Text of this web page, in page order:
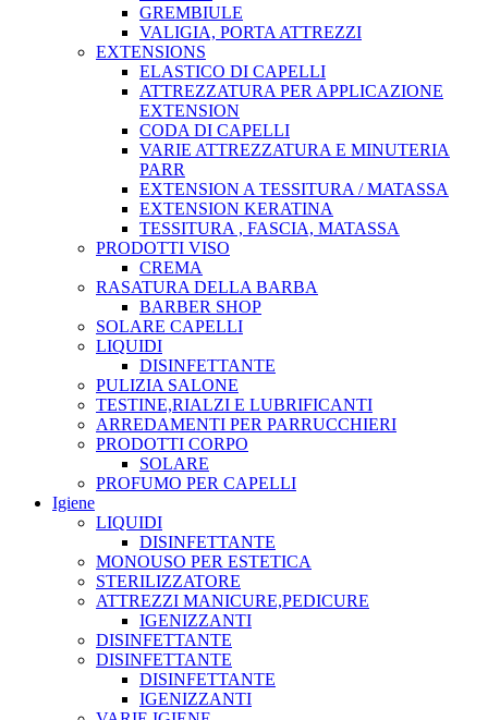
GREMBIULE
VALIGIA, PORTA ATTREZZI
EXTENSIONS
ELASTICO DI CAPELLI
ATTREZZATURA PER APPLICAZIONE
EXTENSION
CODA DI CAPELLI
VARIE ATTREZZATURA E MINUTERIA
PARR
EXTENSION A TESSITURA / MATASSA
EXTENSION KERATINA
TESSITURA , FASCIA, MATASSA
PRODOTTI VISO
CREMA
RASATURA DELLA BARBA
BARBER SHOP
SOLARE CAPELLI
LIQUIDI
DISINFETTANTE
PULIZIA SALONE
TESTINE,RIALZI E LUBRIFICANTI
ARREDAMENTI PER PARRUCCHIERI
PRODOTTI CORPO
SOLARE
PROFUMO PER CAPELLI
Igiene
LIQUIDI
DISINFETTANTE
MONOUSO PER ESTETICA
STERILIZZATORE
ATTREZZI MANICURE,PEDICURE
IGENIZZANTI
DISINFETTANTE
DISINFETTANTE
DISINFETTANTE
IGENIZZANTI